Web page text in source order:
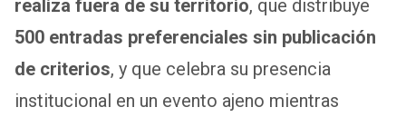
realiza fuera de su territorio, que distribuye
500 entradas preferenciales sin publicación
de criterios, y que celebra su presencia
institucional en un evento ajeno mientras